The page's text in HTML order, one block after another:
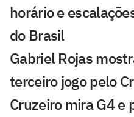
horário e
do Brasil
Gabriel Rojas
terceiro jogo pelo
Cruzeiro mira G4 e